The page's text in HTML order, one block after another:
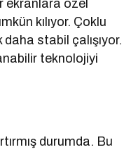
ekranlara özel
kılıyor. Çoklu
stabil çalışıyor.
teknolojiyi
durumda. Bu